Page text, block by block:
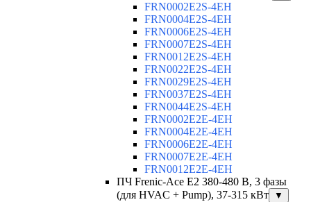
FRN0002E2S-4EH
FRN0004E2S-4EH
FRN0006E2S-4EH
FRN0007E2S-4EH
FRN0012E2S-4EH
FRN0022E2S-4EH
FRN0029E2S-4EH
FRN0037E2S-4EH
FRN0044E2S-4EH
FRN0002E2E-4EH
FRN0004E2E-4EH
FRN0006E2E-4EH
FRN0007E2E-4EH
FRN0012E2E-4EH
ПЧ Frenic-Ace E2 380-480 В, 3 фазы
(для HVAC + Pump), 37-315 кВт
▼